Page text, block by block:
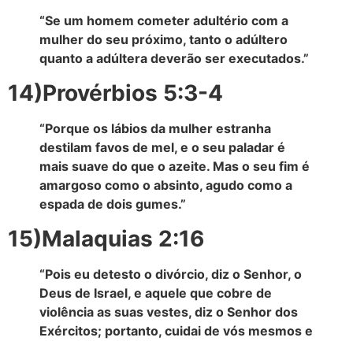
“Se um homem cometer adultério com a
mulher do seu próximo, tanto o adúltero
quanto a adúltera deverão ser executados.”
14)Provérbios 5:3-4
“Porque os lábios da mulher estranha
destilam favos de mel, e o seu paladar é
mais suave do que o azeite. Mas o seu fim é
amargoso como o absinto, agudo como a
espada de dois gumes.”
15)Malaquias 2:16
“Pois eu detesto o divórcio, diz o Senhor, o
Deus de Israel, e aquele que cobre de
violência as suas vestes, diz o Senhor dos
Exércitos; portanto, cuidai de vós mesmos e